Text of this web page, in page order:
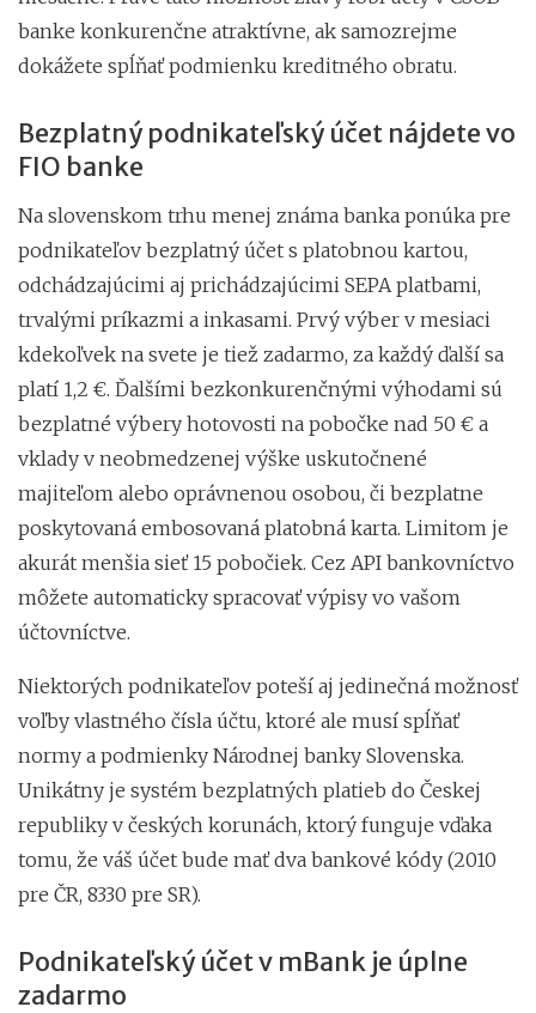
banke konkurenčne atraktívne, ak samozrejme
dokážete spĺňať podmienku kreditného obratu.
Bezplatný podnikateľský účet nájdete vo
FIO banke
Na slovenskom trhu menej známa banka ponúka pre
podnikateľov bezplatný účet s platobnou kartou,
odchádzajúcimi aj prichádzajúcimi SEPA platbami,
trvalými príkazmi a inkasami. Prvý výber v mesiaci
kdekoľvek na svete je tiež zadarmo, za každý ďalší sa
platí 1,2 €. Ďalšími bezkonkurenčnými výhodami sú
bezplatné výbery hotovosti na pobočke nad 50 € a
vklady v neobmedzenej výške uskutočnené
majiteľom alebo oprávnenou osobou, či bezplatne
poskytovaná embosovaná platobná karta. Limitom je
akurát menšia sieť 15 pobočiek. Cez API bankovníctvo
môžete automaticky spracovať výpisy vo vašom
účtovníctve.
Niektorých podnikateľov poteší aj jedinečná možnosť
voľby vlastného čísla účtu, ktoré ale musí spĺňať
normy a podmienky Národnej banky Slovenska.
Unikátny je systém bezplatných platieb do Českej
republiky v českých korunách, ktorý funguje vďaka
tomu, že váš účet bude mať dva bankové kódy (2010
pre ČR, 8330 pre SR).
Podnikateľský účet v mBank je úplne
zadarmo